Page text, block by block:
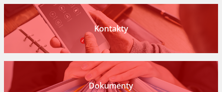
Kontakty
Dokumenty